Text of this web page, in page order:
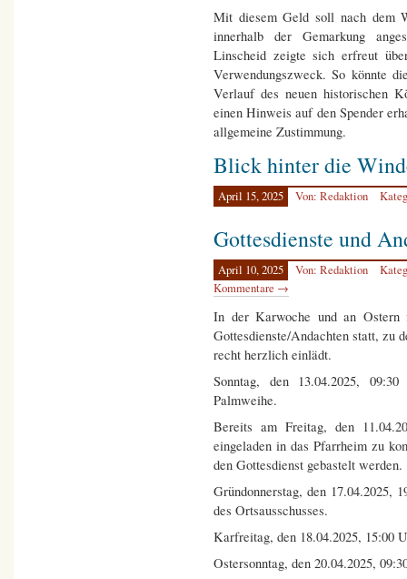
Mit diesem Geld soll nach dem
innerhalb der Gemarkung
Linscheid zeigte sich erfreut
Verwendungszweck. So könnte
Verlauf des neuen historischen
einen Hinweis auf den Spender
allgemeine Zustimmung.
Blick hinter die
April 15, 2025 Von: Redaktion
Gottesdienste und
April 10, 2025 Von: Redaktion
Kommentare →
In der Karwoche und an
Gottesdienste/Andachten statt, zu
recht herzlich einlädt.
Sonntag, den 13.04.2025,
Palmweihe.
Bereits am Freitag, den
eingeladen in das Pfarrheim zu
den Gottesdienst gebastelt werden.
Gründonnerstag, den 17.04.2025,
des Ortsausschusses.
Karfreitag, den 18.04.2025, 15:00
Ostersonntag, den 20.04.2025,